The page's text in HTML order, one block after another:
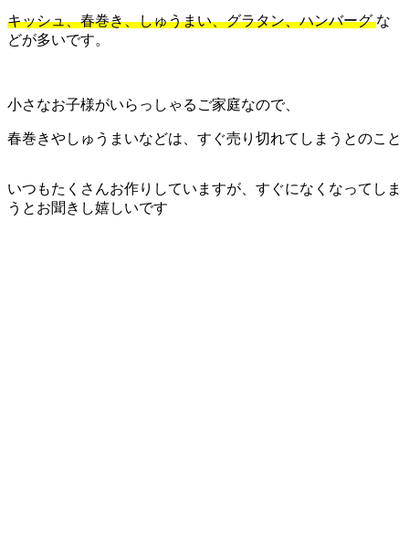
キッシュ、春巻き、しゅうまい、グラタン、ハンバーグな
どが多いです。
小さなお子様がいらっしゃるご家庭なので、
春巻きやしゅうまいなどは、すぐ売り切れてしまうとのこと
いつもたくさんお作りしていますが、すぐになくなってしま
うとお聞きし嬉しいです